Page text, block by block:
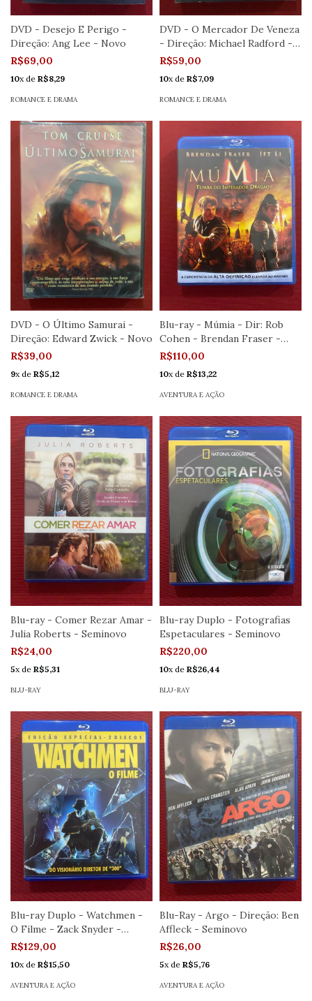
DVD - Desejo E Perigo -
Direção: Ang Lee - Novo
R$69,00
10x de R$8,29
ROMANCE E DRAMA
DVD - O Mercador De Veneza
- Direção: Michael Radford -
Novo
R$59,00
10x de R$7,09
ROMANCE E DRAMA
DVD - O Último Samurai -
Direção: Edward Zwick - Novo
R$39,00
9x de R$5,12
ROMANCE E DRAMA
Blu-ray - Múmia - Dir: Rob
Cohen - Brendan Fraser -
Seminovo
R$110,00
10x de R$13,22
AVENTURA E AÇÃO
Blu-ray - Comer Rezar Amar -
Julia Roberts - Seminovo
R$24,00
5x de R$5,31
BLU-RAY
Blu-ray Duplo - Fotografias
Espetaculares - Seminovo
R$220,00
10x de R$26,44
BLU-RAY
Blu-ray Duplo - Watchmen -
O Filme - Zack Snyder -
Seminovo
R$129,00
10x de R$15,50
AVENTURA E AÇÃO
Blu-Ray - Argo - Direção: Ben
Affleck - Seminovo
R$26,00
5x de R$5,76
AVENTURA E AÇÃO